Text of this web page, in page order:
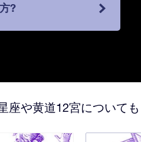
?
座や黄道12宮について